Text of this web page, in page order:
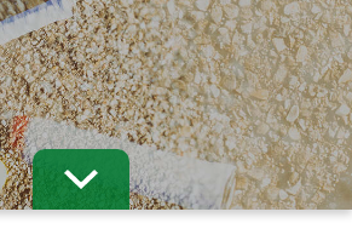
Sport expand_more
Sponsoren
Galerie
Platzbuchung